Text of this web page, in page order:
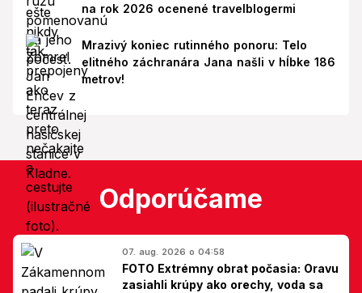
na rok 2026 ocenené travelblogermi
Mrazivý koniec rutinného ponoru: Telo
elitného záchranára Jana našli v hĺbke 186
metrov!
Odporúčame
07. aug. 2026 o 04:58
FOTO Extrémny obrat počasia: Oravu
zasiahli krúpy ako orechy, voda sa